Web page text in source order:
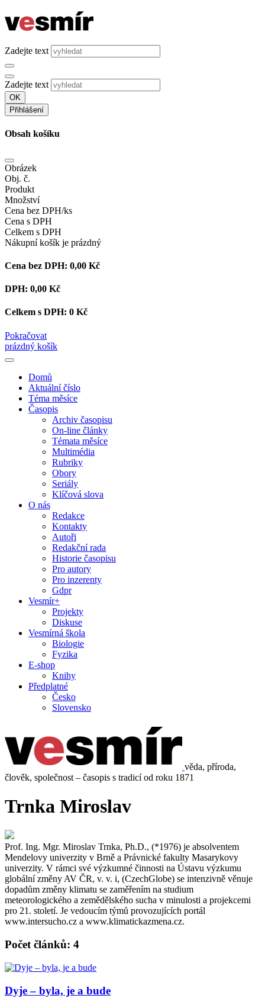
Zadejte text
Zadejte text
OK
Přihlášení
Obsah košíku
Obrázek
Obj. č.
Produkt
Množství
Cena bez DPH/ks
Cena s DPH
Celkem s DPH
Nákupní košík je prázdný
Cena bez DPH: 0,00 Kč
DPH: 0,00 Kč
Celkem s DPH: 0 Kč
Pokračovat
prázdný košík
Domů
Aktuální číslo
Téma měsíce
Časopis
Archiv časopisu
On-line články
Témata měsíce
Multimédia
Rubriky
Obory
Seriály
Klíčová slova
O nás
Redakce
Kontakty
Autoři
Redakční rada
Historie časopisu
Pro autory
Pro inzerenty
Gdpr
Vesmír+
Projekty
Diskuse
Vesmírná škola
Biologie
Fyzika
E-shop
Knihy
Předplatné
Česko
Slovensko
věda, příroda,
člověk, společnost – časopis s tradicí od roku 1871
Trnka Miroslav
Prof. Ing. Mgr. Miroslav Trnka, Ph.D., (*1976) je absolventem
Mendelovy univerzity v Brně a Právnické fakulty Masarykovy
univerzity. V rámci své výzkumné činnosti na Ústavu výzkumu
globální změny AV ČR, v. v. i, (CzechGlobe) se intenzivně věnuje
dopadům změny klimatu se zaměřením na studium
meteorologického a zemědělského sucha v minulosti a projekcemi
pro 21. století. Je vedoucím týmů provozujících portál
www.intersucho.cz a www.klimatickazmena.cz.
Počet článků: 4
Dyje – byla, je a bude